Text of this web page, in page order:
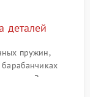
деталей
пружин,
Замена